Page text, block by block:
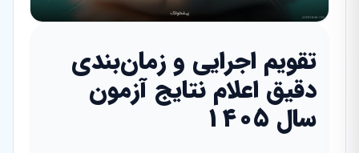
تقویم اجرایی و زمان‌بندی
دقیق اعلام نتایج آزمون
سال ۱۴۰۵